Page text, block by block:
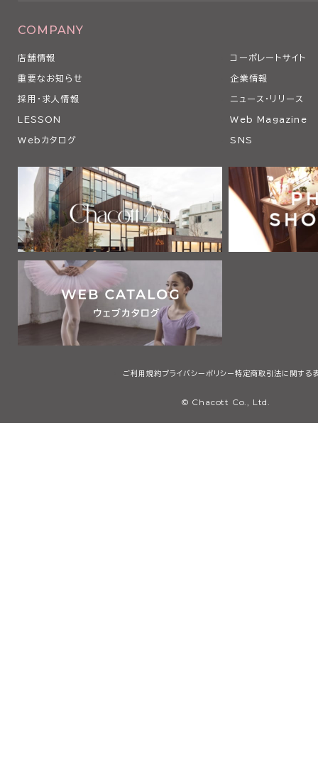
COMPANY
店舗情報 コーポレートサイト
重要なお知らせ 企業情報
採用・求人情報 ニュース・リリース
LESSON Web Magazine
Webカタログ SNS
ご利用規約プライバシーポリシー 特定商取引法に関する
© Chacott Co., Ltd.